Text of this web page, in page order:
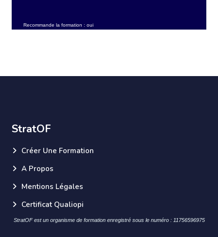
Recommande la formation : oui
StratOF
Créer Une Formation
A Propos
Mentions Légales
Certificat Qualiopi
StratOF est un organisme de formation enregistré sous le numéro : 11756596975